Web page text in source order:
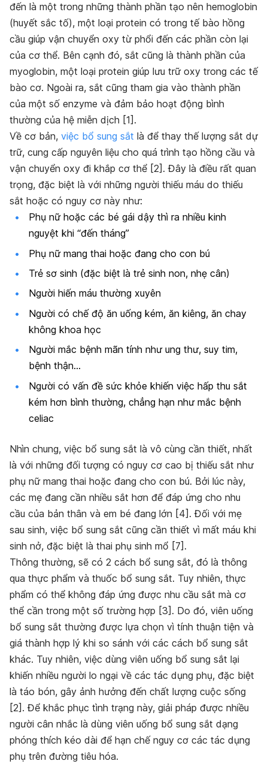
đến là một trong những thành phần tạo nên hemoglobin
(huyết sắc tố), một loại protein có trong tế bào hồng
cầu giúp vận chuyển oxy từ phổi đến các phần còn lại
của cơ thể. Bên cạnh đó, sắt cũng là thành phần của
myoglobin, một loại protein giúp lưu trữ oxy trong các tế
bào cơ. Ngoài ra, sắt cũng tham gia vào thành phần
của một số enzyme và đảm bảo hoạt động bình
thường của hệ miễn dịch [1].
Về cơ bản, việc bổ sung sắt là để thay thế lượng sắt dự
trữ, cung cấp nguyên liệu cho quá trình tạo hồng cầu và
vận chuyển oxy đi khắp cơ thể [2]. Đây là điều rất quan
trọng, đặc biệt là với những người thiếu máu do thiếu
sắt hoặc có nguy cơ này như:
Phụ nữ hoặc các bé gái dậy thì ra nhiều kinh
nguyệt khi “đến tháng”
Phụ nữ mang thai hoặc đang cho con bú
Trẻ sơ sinh (đặc biệt là trẻ sinh non, nhẹ cân)
Người hiến máu thường xuyên
Người có chế độ ăn uống kém, ăn kiêng, ăn chay
không khoa học
Người mắc bệnh mãn tính như ung thư, suy tim,
bệnh thận…
Người có vấn đề sức khỏe khiến việc hấp thu sắt
kém hơn bình thường, chẳng hạn như mắc bệnh
celiac
Nhìn chung, việc bổ sung sắt là vô cùng cần thiết, nhất
là với những đối tượng có nguy cơ cao bị thiếu sắt như
phụ nữ mang thai hoặc đang cho con bú. Bởi lúc này,
các mẹ đang cần nhiều sắt hơn để đáp ứng cho nhu
cầu của bản thân và em bé đang lớn [4]. Đối với mẹ
sau sinh, việc bổ sung sắt cũng cần thiết vì mất máu khi
sinh nở, đặc biệt là thai phụ sinh mổ [7].
Thông thường, sẽ có 2 cách bổ sung sắt, đó là thông
qua thực phẩm và thuốc bổ sung sắt. Tuy nhiên, thực
phẩm có thể không đáp ứng được nhu cầu sắt mà cơ
thể cần trong một số trường hợp [3]. Do đó, viên uống
bổ sung sắt thường được lựa chọn vì tính thuận tiện và
giá thành hợp lý khi so sánh với các cách bổ sung sắt
khác. Tuy nhiên, việc dùng viên uống bổ sung sắt lại
khiến nhiều người lo ngại về các tác dụng phụ, đặc biệt
là táo bón, gây ảnh hưởng đến chất lượng cuộc sống
[2]. Để khắc phục tình trạng này, giải pháp được nhiều
người cân nhắc là dùng viên uống bổ sung sắt dạng
phóng thích kéo dài để hạn chế nguy cơ các tác dụng
phụ trên đường tiêu hóa.